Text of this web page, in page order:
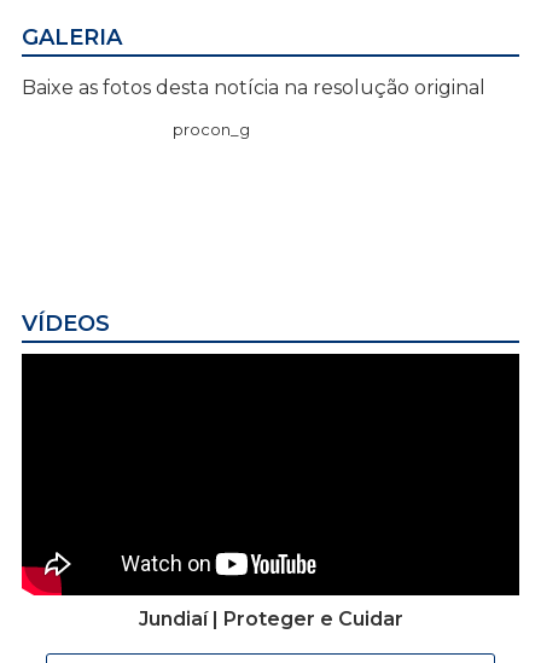
GALERIA
Baixe as fotos desta notícia na resolução original
procon_g
VÍDEOS
Jundiaí | Proteger e Cuidar